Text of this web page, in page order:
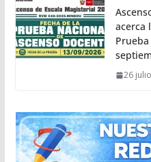
acerca
26